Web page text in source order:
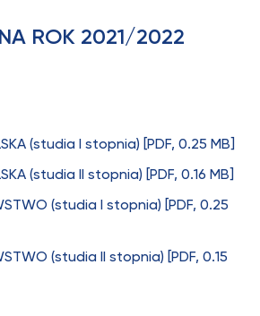
ROK 2021/2022
(studia I stopnia) [PDF, 0.25 MB]
(studia II stopnia) [PDF, 0.16 MB]
(studia I stopnia) [PDF, 0.25
(studia II stopnia) [PDF, 0.15